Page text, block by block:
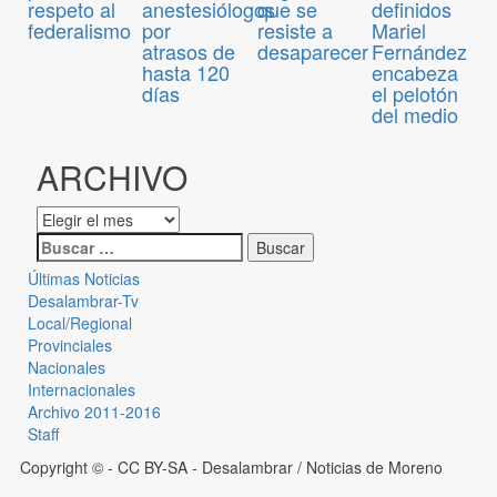
respeto al
federalismo
anestesiólogos
por
atrasos de
hasta 120
días
que se
resiste a
desaparecer
definidos
Mariel
Fernández
encabeza
el pelotón
del medio
ARCHIVO
Últimas Noticias
Desalambrar-Tv
Local/Regional
Provinciales
Nacionales
Internacionales
Archivo 2011-2016
Staff
Copyright © - CC BY-SA - Desalambrar / Noticias de Moreno